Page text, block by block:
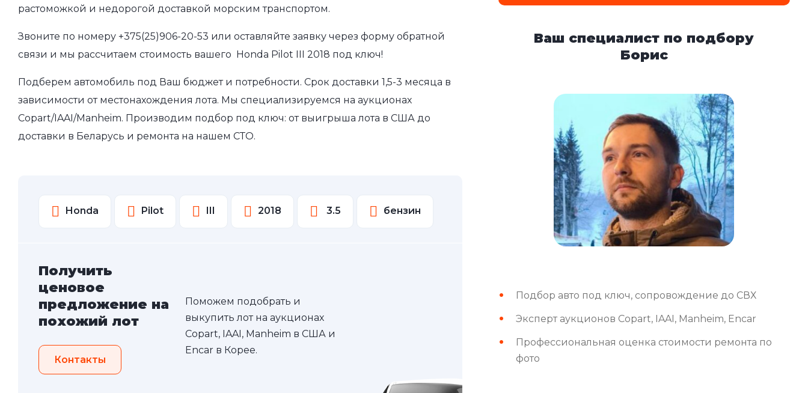
растоможкой и недорогой доставкой морским транспортом.
Звоните по номеру +375(25)906-20-53 или оставляйте заявку через форму обратной
связи и мы рассчитаем стоимость вашего Honda Pilot III 2018 под ключ!
Подберем автомобиль под Ваш бюджет и потребности. Срок доставки 1,5-3 месяца в
зависимости от местонахождения лота. Мы специализируемся на аукционах
Copart/IAAI/Manheim. Производим подбор под ключ: от выигрыша лота в США до
доставки в Беларусь и ремонта на нашем СТО.
Honda Pilot III 2018 3.5 бензин
Получить
ценовое
предложение на
похожий лот
Контакты
Поможем подобрать и
выкупить лот на аукционах
Copart, IAAI, Manheim в США и
Encar в Корее.
Ваш специалист по подбору
Борис
Подбор авто под ключ, сопровождение до СВХ
Эксперт аукционов Copart, IAAI, Manheim, Encar
Профессиональная оценка стоимости ремонта по
фото